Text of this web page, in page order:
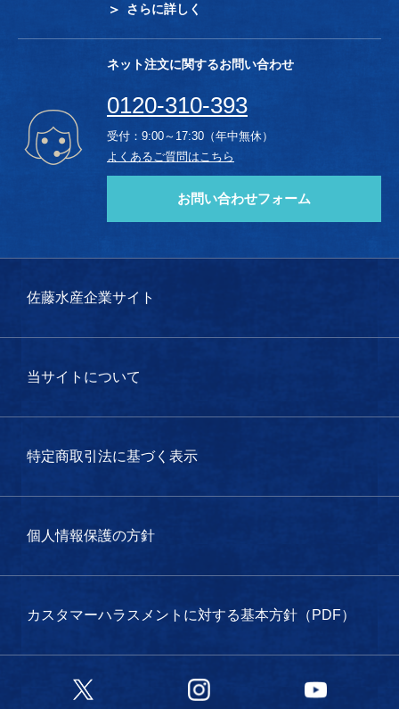
さらに詳しく
ネット注文に関するお問い合わせ
0120-310-393
受付：9:00～17:30（年中無休）
よくあるご質問はこちら
お問い合わせフォーム
佐藤水産企業サイト
当サイトについて
特定商取引法に基づく表示
個人情報保護の方針
カスタマーハラスメントに対する基本方針（PDF）
Twitter Instagram YouTube